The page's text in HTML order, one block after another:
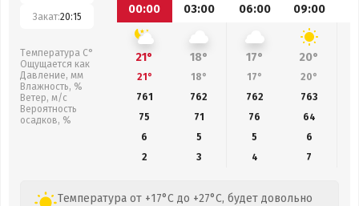
Закат:20:15
Температура С°
Ощущается как
Давление, мм
Влажность, %
Ветер, м/с
Вероятность
осадков, %
00:00
03:00 06:00 09:00
21° 18° 17° 20°
21° 18° 17° 20°
761
762 762 763
75
71 76 64
6
5 5
6
2
3 4 7
Температура от +17°C до +27°C, будет довольно